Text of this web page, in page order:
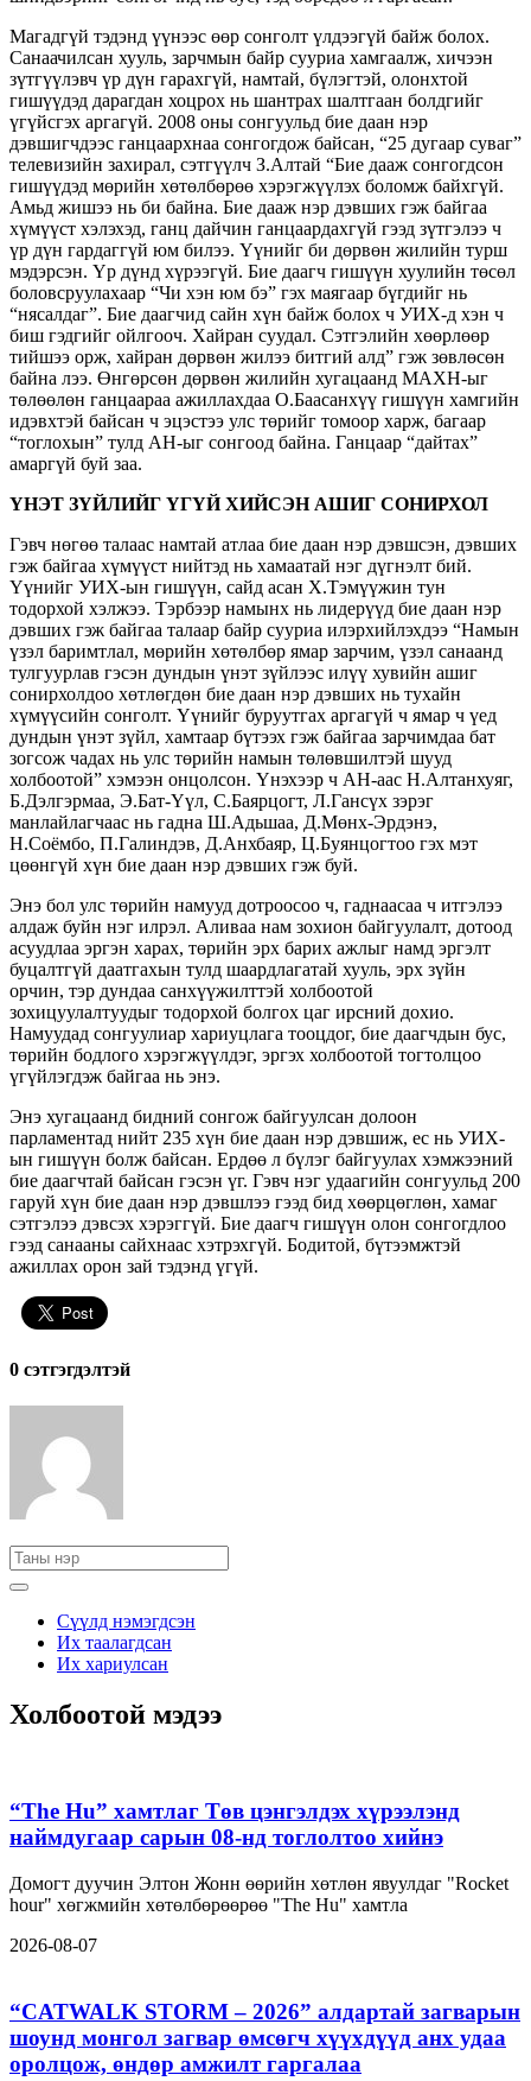
Магадгүй тэдэнд үүнээс өөр сонголт үлдээгүй байж болох.
Санаачилсан хууль, зарчмын байр сууриа хамгаалж, хичээн
зүтгүүлэвч үр дүн гарахгүй, намтай, бүлэгтэй, олонхтой
гишүүдэд дарагдан хоцрох нь шантрах шалтгаан болдгийг
үгүйсгэх аргагүй. 2008 оны сонгуульд бие даан нэр
дэвшигчдээс ганцаархнаа сонгогдож байсан, “25 дугаар суваг”
телевизийн захирал, сэтгүүлч З.Алтай “Бие дааж сонгогдсон
гишүүдэд мөрийн хөтөлбөрөө хэрэгжүүлэх боломж байхгүй.
Амьд жишээ нь би байна. Бие дааж нэр дэвших гэж байгаа
хүмүүст хэлэхэд, ганц дайчин ганцаардахгүй гээд зүтгэлээ ч
үр дүн гардаггүй юм билээ. Үүнийг би дөрвөн жилийн турш
мэдэрсэн. Үр дүнд хүрээгүй. Бие даагч гишүүн хуулийн төсөл
боловсруулахаар “Чи хэн юм бэ” гэх маягаар бүгдийг нь
“нясалдаг”. Бие даагчид сайн хүн байж болох ч УИХ-д хэн ч
биш гэдгийг ойлгооч. Хайран суудал. Сэтгэлийн хөөрлөөр
тийшээ орж, хайран дөрвөн жилээ битгий алд” гэж зөвлөсөн
байна лээ. Өнгөрсөн дөрвөн жилийн хугацаанд МАХН-ыг
төлөөлөн ганцаараа ажиллахдаа О.Баасанхүү гишүүн хамгийн
идэвхтэй байсан ч эцэстээ улс төрийг томоор харж, багаар
“тоглохын” тулд АН-ыг сонгоод байна. Ганцаар “дайтах”
амаргүй буй заа.
ҮНЭТ ЗҮЙЛИЙГ ҮГҮЙ ХИЙСЭН АШИГ СОНИРХОЛ
Гэвч нөгөө талаас намтай атлаа бие даан нэр дэвшсэн, дэвших
гэж байгаа хүмүүст нийтэд нь хамаатай нэг дүгнэлт бий.
Үүнийг УИХ-ын гишүүн, сайд асан Х.Тэмүүжин тун
тодорхой хэлжээ. Тэрбээр намынх нь лидерүүд бие даан нэр
дэвших гэж байгаа талаар байр сууриа илэрхийлэхдээ “Намын
үзэл баримтлал, мөрийн хөтөлбөр ямар зарчим, үзэл санаанд
тулгуурлав гэсэн дундын үнэт зүйлээс илүү хувийн ашиг
сонирхолдоо хөтлөгдөн бие даан нэр дэвших нь тухайн
хүмүүсийн сонголт. Үүнийг буруутгах аргагүй ч ямар ч үед
дундын үнэт зүйл, хамтаар бүтээх гэж байгаа зарчимдаа бат
зогсож чадах нь улс төрийн намын төлөвшилтэй шууд
холбоотой” хэмээн онцолсон. Үнэхээр ч АН-аас Н.Алтанхуяг,
Б.Дэлгэрмаа, Э.Бат-Үүл, С.Баярцогт, Л.Гансүх зэрэг
манлайлагчаас нь гадна Ш.Адьшаа, Д.Мөнх-Эрдэнэ,
Н.Соёмбо, П.Галиндэв, Д.Анхбаяр, Ц.Буянцогтоо гэх мэт
цөөнгүй хүн бие даан нэр дэвших гэж буй.
Энэ бол улс төрийн намууд дотроосоо ч, гаднаасаа ч итгэлээ
алдаж буйн нэг илрэл. Аливаа нам зохион байгуулалт, дотоод
асуудлаа эргэн харах, төрийн эрх барих ажлыг намд эргэлт
буцалтгүй даатгахын тулд шаардлагатай хууль, эрх зүйн
орчин, тэр дундаа санхүүжилттэй холбоотой
зохицуулалтуудыг тодорхой болгох цаг ирсний дохио.
Намуудад сонгуулиар хариуцлага тооцдог, бие даагчдын бус,
төрийн бодлого хэрэгжүүлдэг, эргэх холбоотой тогтолцоо
үгүйлэгдэж байгаа нь энэ.
Энэ хугацаанд бидний сонгож байгуулсан долоон
парламентад нийт 235 хүн бие даан нэр дэвшиж, ес нь УИХ-
ын гишүүн болж байсан. Ердөө л бүлэг байгуулах хэмжээний
бие даагчтай байсан гэсэн үг. Гэвч нэг удаагийн сонгуульд 200
гаруй хүн бие даан нэр дэвшлээ гээд бид хөөрцөглөн, хамаг
сэтгэлээ дэвсэх хэрэггүй. Бие даагч гишүүн олон сонгогдлоо
гээд санааны сайхнаас хэтрэхгүй. Бодитой, бүтээмжтэй
ажиллах орон зай тэдэнд үгүй.
0 cэтгэгдэлтэй
Сүүлд нэмэгдсэн
Их таалагдсан
Их хариулсан
Холбоотой мэдээ
“The Hu” хамтлаг Төв цэнгэлдэх хүрээлэнд
наймдугаар сарын 08-нд тоглолтоо хийнэ
Домогт дуучин Элтон Жонн өөрийн хөтлөн явуулдаг "Rocket
hour" хөгжмийн хөтөлбөрөөрөө "The Hu" хамтла
2026-08-07
“CATWALK STORM – 2026” алдартай загварын
шоунд монгол загвар өмсөгч хүүхдүүд анх удаа
оролцож, өндөр амжилт гаргалаа